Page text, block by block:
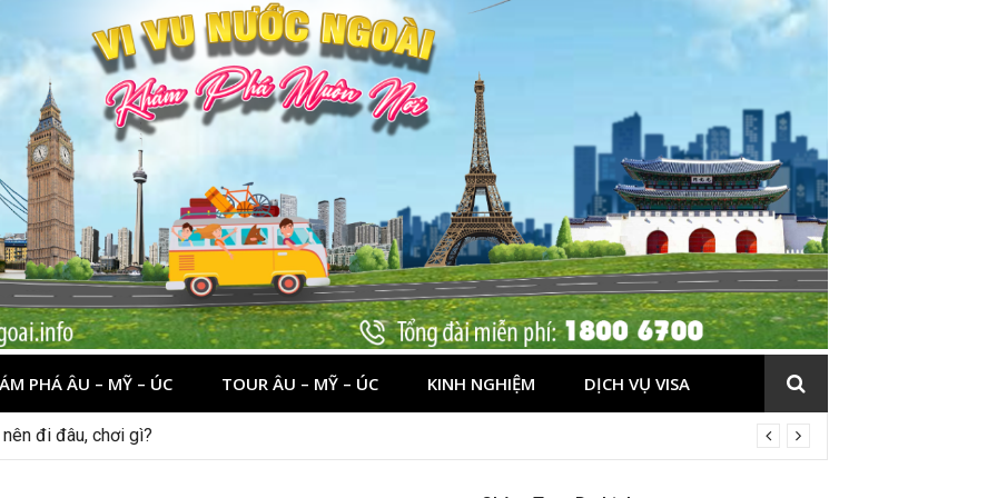
PHÁ ÂU – MỸ – ÚC TOUR ÂU – MỸ – ÚC KINH NGHIỆM DỊCH VỤ VISA
lễ quốc khánh 2/9